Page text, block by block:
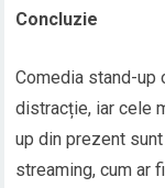
Concluzie
Comedia stand-up
distracție, iar cele
up din prezent
streaming, cum ar